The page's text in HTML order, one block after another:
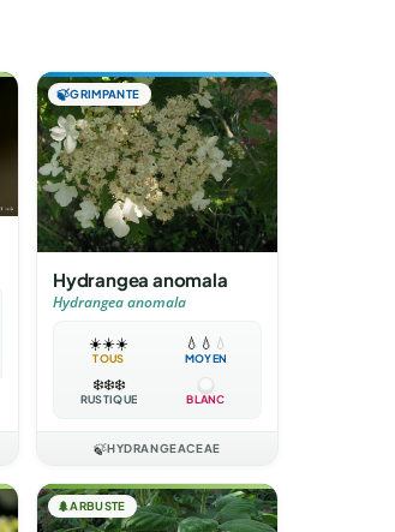
🍃GRIMPANTE
Hydrangea anomala
Hydrangea anomala
☀️☀️☀️
TOUS
💧 💧 💧
MOYEN
❄️❄️❄️
RUSTIQUE BLANC
🍃HYDRANGEACEAE
🌲ARBUSTE